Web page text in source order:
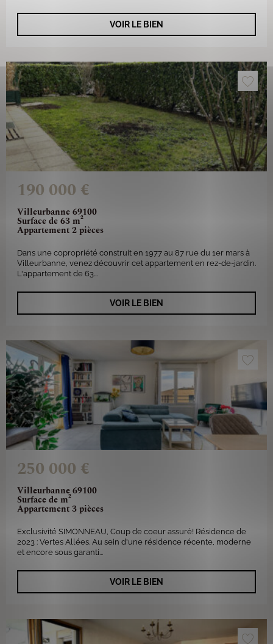
VOIR LE BIEN
Villeurbanne 69100
Surface de 63 m²
Appartement 2 pièces
190 000 €
Dans une copropriété construit en 1977 au 87 rue du 1er mars à
Villeurbanne, venez découvrir cet appartement en rez-de-jardin.
L'appartement de 63...
VOIR LE BIEN
Villeurbanne 69100
Surface de m²
Appartement 3 pièces
250 000 €
Exclusivité SIMONNEAU, Coup de coeur assuré! Résidence de
2023 : Vertes Allées. Au sein d'une résidence récente, moderne
et encore sous garanti...
VOIR LE BIEN